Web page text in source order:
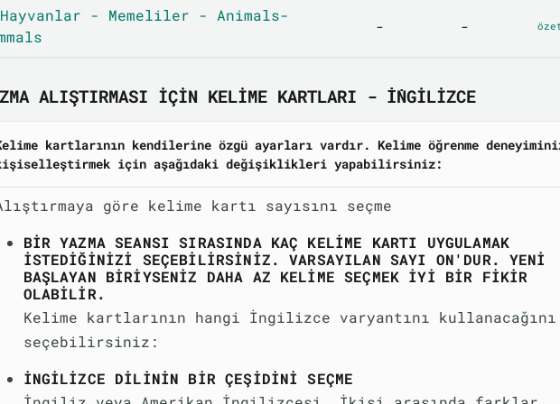
Hayvanlar - Memeliler - Animals-
- -
ALIŞTIRMASI IÇIN KELIME KARTLARI - İNGILIZCE
kartlarının kendilerine özgü ayarları vardır. Kelime öğrenme
için aşağıdaki değişiklikleri yapabilirsiniz:
göre kelime kartı sayısını seçme
BIR YAZMA SEANSI SIRASINDA KAÇ KELIME KARTI UYGULAMAK
ISTEDIĞINIZI SEÇEBILIRSINIZ. VARSAYILAN SAYI ON'DUR. YENI
BAŞLAYAN BIRIYSENIZ DAHA AZ KELIME SEÇMEK IYI BIR FIKIR
OLABILIR.
Kelime kartlarının hangi İngilizce varyantını kullanacağını
seçebilirsiniz:
İNGILIZCE DILININ BIR ÇEŞIDINI SEÇME